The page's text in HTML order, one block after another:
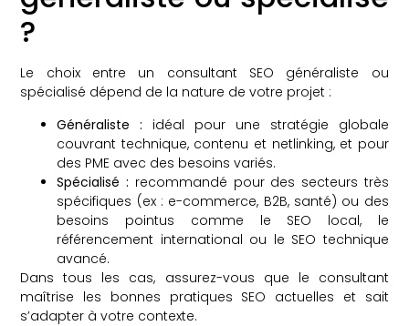
?
Le choix entre un consultant SEO généraliste ou
spécialisé dépend de la nature de votre projet :
Généraliste : idéal pour une stratégie globale
couvrant technique, contenu et netlinking, et pour
des PME avec des besoins variés.
Spécialisé : recommandé pour des secteurs très
spécifiques (ex : e-commerce, B2B, santé) ou des
besoins pointus comme le SEO local, le
référencement international ou le SEO technique
avancé.
Dans tous les cas, assurez-vous que le consultant
maîtrise les bonnes pratiques SEO actuelles et sait
s’adapter à votre contexte.